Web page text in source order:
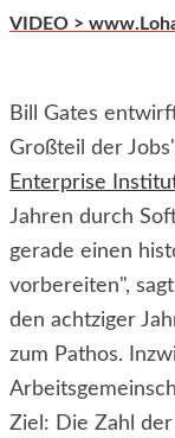
VIDEO >
Bill Gates
Großteil der
Enterprise
Jahren durch
gerade einen
vorbereiten",
den achtziger
zum Pathos.
Ziel: Die Zahl